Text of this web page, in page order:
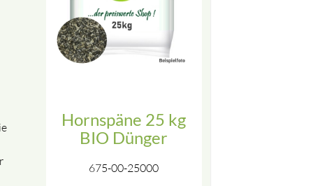
Hornspäne 25 kg
BIO Dünger
675-00-25000